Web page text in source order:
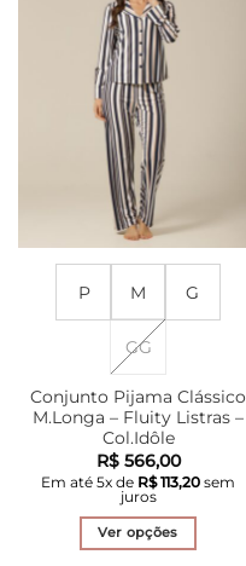
opções
podem
ser
escolhidas
na
página
do
produto
P M G
GG
Conjunto Pijama Clássico
M.Longa – Fluity Listras –
Col.Idôle
R$566,00
Em até 5x de R$113,20 sem
juros
Ver opções